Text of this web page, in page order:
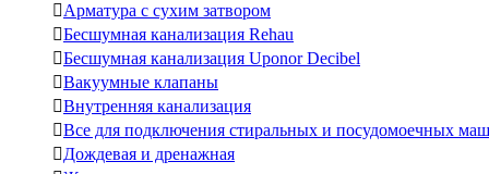
Арматура с сухим затвором
Бесшумная канализация Rehau
Бесшумная канализация Uponor Decibel
Вакуумные клапаны
Внутренняя канализация
Все для подключения стиральных и посудомоечных
Дождевая и дренажная